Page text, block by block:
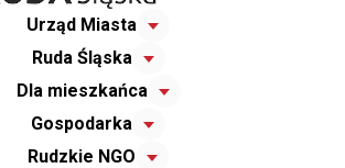
Urząd Miasta
Ruda Śląska
Dla mieszkańca
Gospodarka
Rudzkie NGO